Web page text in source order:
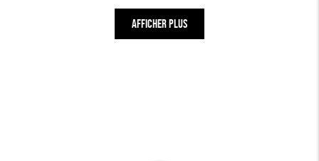
AFFICHER PLUS